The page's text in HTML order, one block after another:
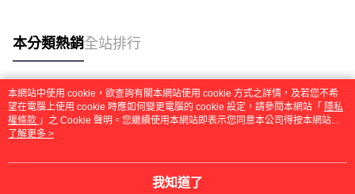
本分類熱銷全站排行
熱門標籤
本網站中使用 cookie，欲查詢有關本網站使用 cookie 方式之詳情，及若您不希
望在電腦上使用 cookie 時應如何變更電腦的 cookie 設定，請參閱本網站「 隱私
權條款 」之 Cookie 聲明。您繼續使用本網站即表示您同意本公司得按本網站使
用條款之 Cookie 聲明使用 cookie。
了解更多 >
我知道了